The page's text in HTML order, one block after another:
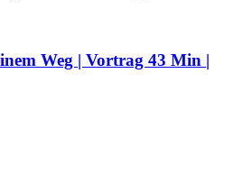
Weg | Vortrag 43 Min |